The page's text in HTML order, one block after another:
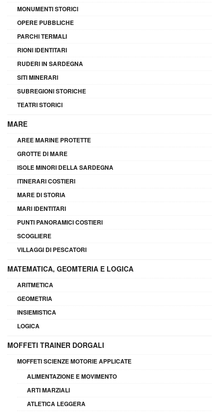
MONUMENTI STORICI
OPERE PUBBLICHE
PARCHI TERMALI
RIONI IDENTITARI
RUDERI IN SARDEGNA
SITI MINERARI
SUBREGIONI STORICHE
TEATRI STORICI
MARE
AREE MARINE PROTETTE
GROTTE DI MARE
ISOLE MINORI DELLA SARDEGNA
ITINERARI COSTIERI
MARE DI STORIA
MARI IDENTITARI
PUNTI PANORAMICI COSTIERI
SCOGLIERE
VILLAGGI DI PESCATORI
MATEMATICA, GEOMTERIA E LOGICA
ARITMETICA
GEOMETRIA
INSIEMISTICA
LOGICA
MOFFETI TRAINER DORGALI
MOFFETI SCIENZE MOTORIE APPLICATE
ALIMENTAZIONE E MOVIMENTO
ARTI MARZIALI
ATLETICA LEGGERA